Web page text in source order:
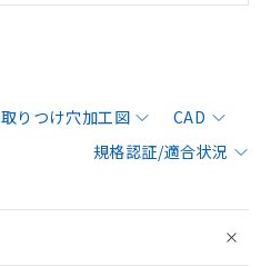
取りつけ穴加工図
CAD
規格認証/適合状況